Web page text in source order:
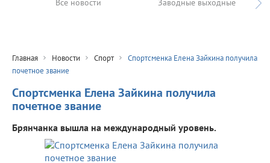
Все новости Заводные выходные
Главная Новости Спорт
Спортсменка Елена Зайкина получила
почетное звание
Спортсменка Елена Зайкина получила
почетное звание
Брянчанка вышла на международный уровень.